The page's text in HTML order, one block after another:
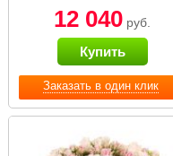
Заказать в один клик
12 040 руб.
Купить